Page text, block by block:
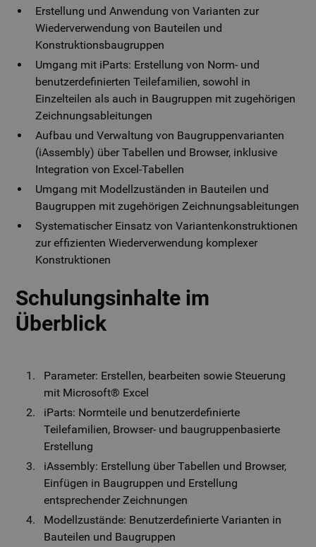
Erstellung und Anwendung von Varianten zur
Wiederverwendung von Bauteilen und
Konstruktionsbaugruppen
Umgang mit iParts: Erstellung von Norm- und
benutzerdefinierten Teilefamilien, sowohl in
Einzelteilen als auch in Baugruppen mit zugehörigen
Zeichnungsableitungen
Aufbau und Verwaltung von Baugruppenvarianten
(iAssembly) über Tabellen und Browser, inklusive
Integration von Excel-Tabellen
Umgang mit Modellzuständen in Bauteilen und
Baugruppen mit zugehörigen Zeichnungsableitungen
Systematischer Einsatz von Variantenkonstruktionen
zur effizienten Wiederverwendung komplexer
Konstruktionen
Schulungsinhalte im
Überblick
Parameter: Erstellen, bearbeiten sowie Steuerung
mit Microsoft® Excel
iParts: Normteile und benutzerdefinierte
Teilefamilien, Browser- und baugruppenbasierte
Erstellung
iAssembly: Erstellung über Tabellen und Browser,
Einfügen in Baugruppen und Erstellung
entsprechender Zeichnungen
Modellzustände: Benutzerdefinierte Varianten in
Bauteilen und Baugruppen